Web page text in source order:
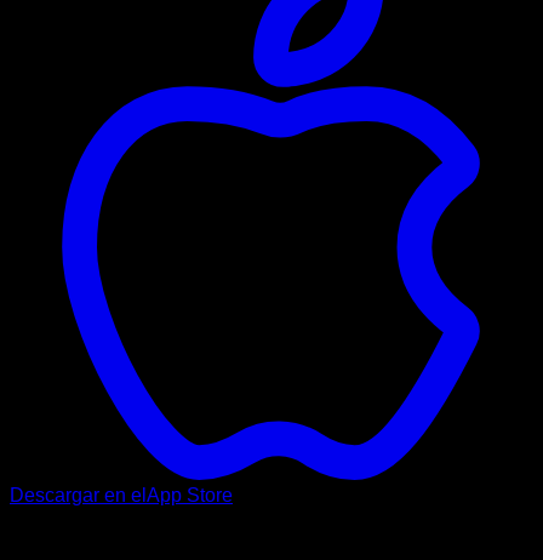
Descargar en el App Store